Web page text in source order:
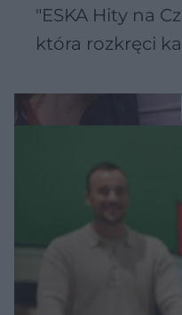
"ESKA Hity na
która rozkręci